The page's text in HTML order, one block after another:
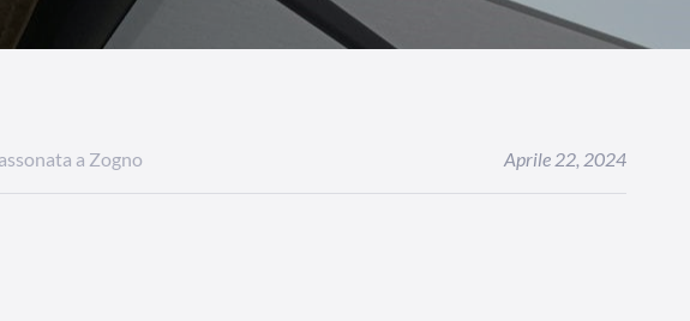
a Zogno Aprile 22, 2024